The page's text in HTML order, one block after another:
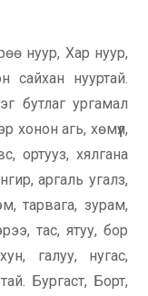
нуур, Хар нуур,
сайхан нууртай.
бутлаг ургамал
хонон агь, хөмүүл,
ортууз, хялгана
аргаль угалз,
тарвага, зурам,
тас, ятуу, бор
галуу, нугас,
Бургаст, Борт,